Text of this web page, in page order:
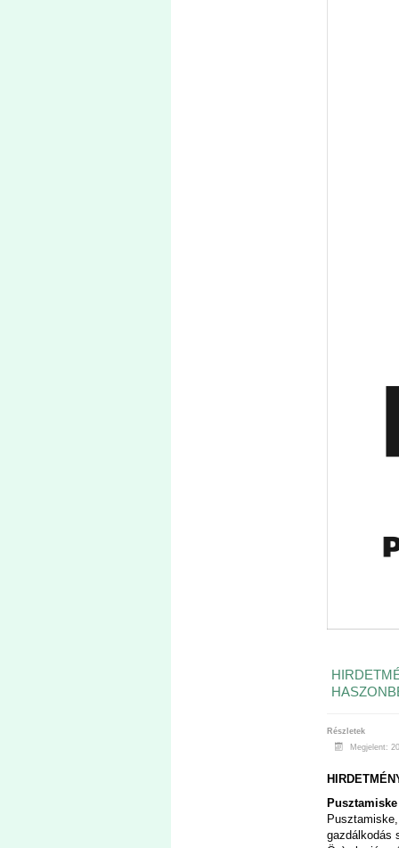
Részletek
Megjelent:
gazdálkodás